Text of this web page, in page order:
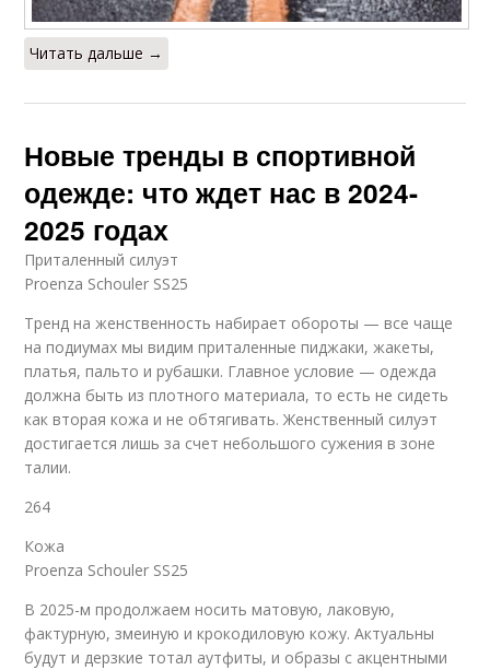
Читать дальше →
Новые тренды в спортивной
одежде: что ждет нас в 2024-
2025 годах
Приталенный силуэт
Proenza Schouler SS25
Тренд на женственность набирает обороты — все чаще
на подиумах мы видим приталенные пиджаки, жакеты,
платья, пальто и рубашки. Главное условие — одежда
должна быть из плотного материала, то есть не сидеть
как вторая кожа и не обтягивать. Женственный силуэт
достигается лишь за счет небольшого сужения в зоне
талии.
264
Кожа
Proenza Schouler SS25
В 2025-м продолжаем носить матовую, лаковую,
фактурную, змеиную и крокодиловую кожу. Актуальны
будут и дерзкие тотал аутфиты, и образы с акцентными